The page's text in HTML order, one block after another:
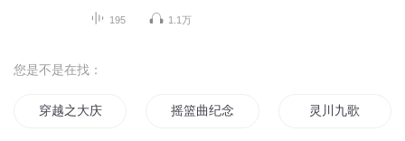
195 1.1万
您是不是在找：
穿越之大庆帝国 摇篮曲纪念汶川大地震 灵川九歌